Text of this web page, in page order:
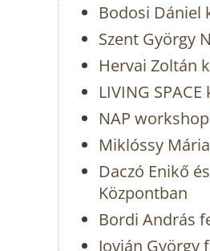
Bodosi Dániel
Szent György
Hervai Zoltán
LIVING
NAP
Miklóssy
Daczó Enikő
Központban
Bordi András
Jovián György